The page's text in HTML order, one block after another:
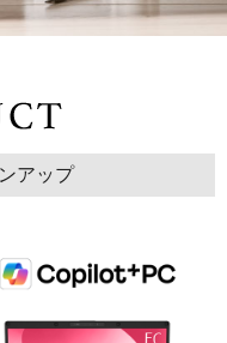
アップ